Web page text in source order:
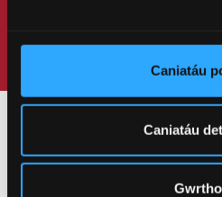
Caniatáu
Caniatáu